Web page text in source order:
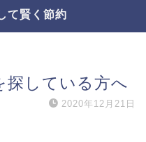
て賢く節約
探している方へ
2020年12月21日